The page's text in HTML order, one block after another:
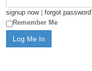
signup now| forgot
Remember Me